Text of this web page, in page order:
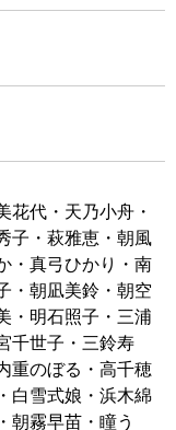
花代・天乃小舟・
子・萩雅恵・朝風
・真弓ひかり・南
・朝凪美鈴・朝空
・明石照子・三浦
千世子・三鈴寿
重のぼる・高千穂
白雪式娘・浜木綿
朝霧早苗・瞳う